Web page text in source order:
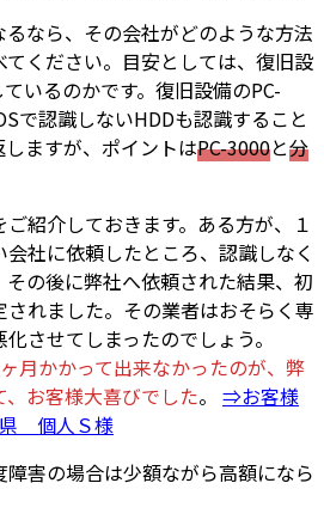
なら、その会社がどのような方法
ください。目安としては、復旧設
いるのかです。復旧設備のPC-
で認識しないHDDも認識すること
ますが、ポイントはPC-3000と分
紹介しておきます。ある方が、１
社に依頼したところ、認識しなく
の後に弊社へ依頼された結果、初
れました。その業者はおそらく専
させてしまったのでしょう。
月かかって出来なかったのが、弊
お客様大喜びでした。 ⇒お客様
県 個人Ｓ様
害の場合は少額ながら高額になら